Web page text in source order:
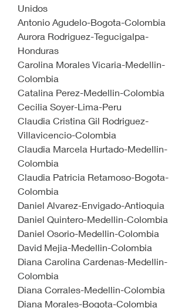
Unidos
Antonio Agudelo-Bogota-Colombia
Aurora Rodriguez-Tegucigalpa-
Honduras
Carolina Morales Vicaria-Medellin-
Colombia
Catalina Perez-Medellin-Colombia
Cecilia Soyer-Lima-Peru
Claudia Cristina Gil Rodriguez-
Villavicencio-Colombia
Claudia Marcela Hurtado-Medellin-
Colombia
Claudia Patricia Retamoso-Bogota-
Colombia
Daniel Alvarez-Envigado-Antioquia
Daniel Quintero-Medellin-Colombia
Daniel Osorio-Medellin-Colombia
David Mejia-Medellin-Colombia
Diana Carolina Cardenas-Medellin-
Colombia
Diana Corrales-Medellin-Colombia
Diana Morales-Bogota-Colombia